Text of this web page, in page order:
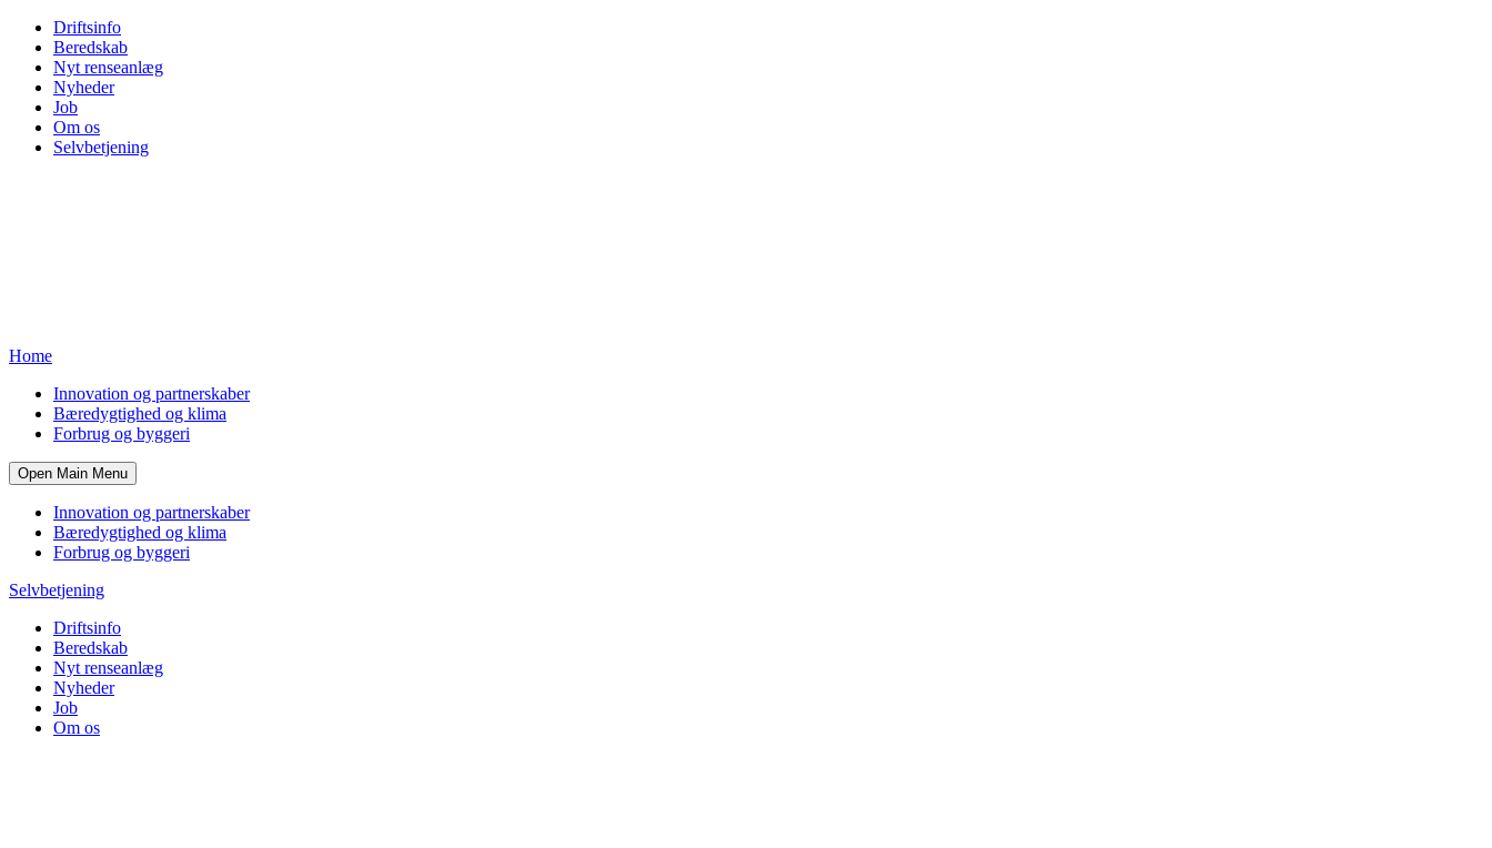
Driftsinfo
Beredskab
Nyt renseanlæg
Nyheder
Job
Om os
Selvbetjening
Home
Innovation og partnerskaber
Bæredygtighed og klima
Forbrug og byggeri
Open Main Menu
Innovation og partnerskaber
Bæredygtighed og klima
Forbrug og byggeri
Selvbetjening
Driftsinfo
Beredskab
Nyt renseanlæg
Nyheder
Job
Om os